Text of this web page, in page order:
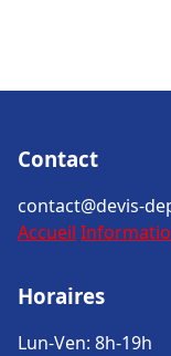
Contact
contact@devis-
Accueil
Horaires
Lun-Ven: 8h-19h